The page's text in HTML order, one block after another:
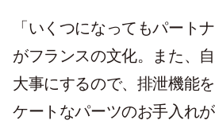
「いくつになってもパート
がフランスの文化。また、
大事にするので、排泄機能
ケートなパーツのお手入れ